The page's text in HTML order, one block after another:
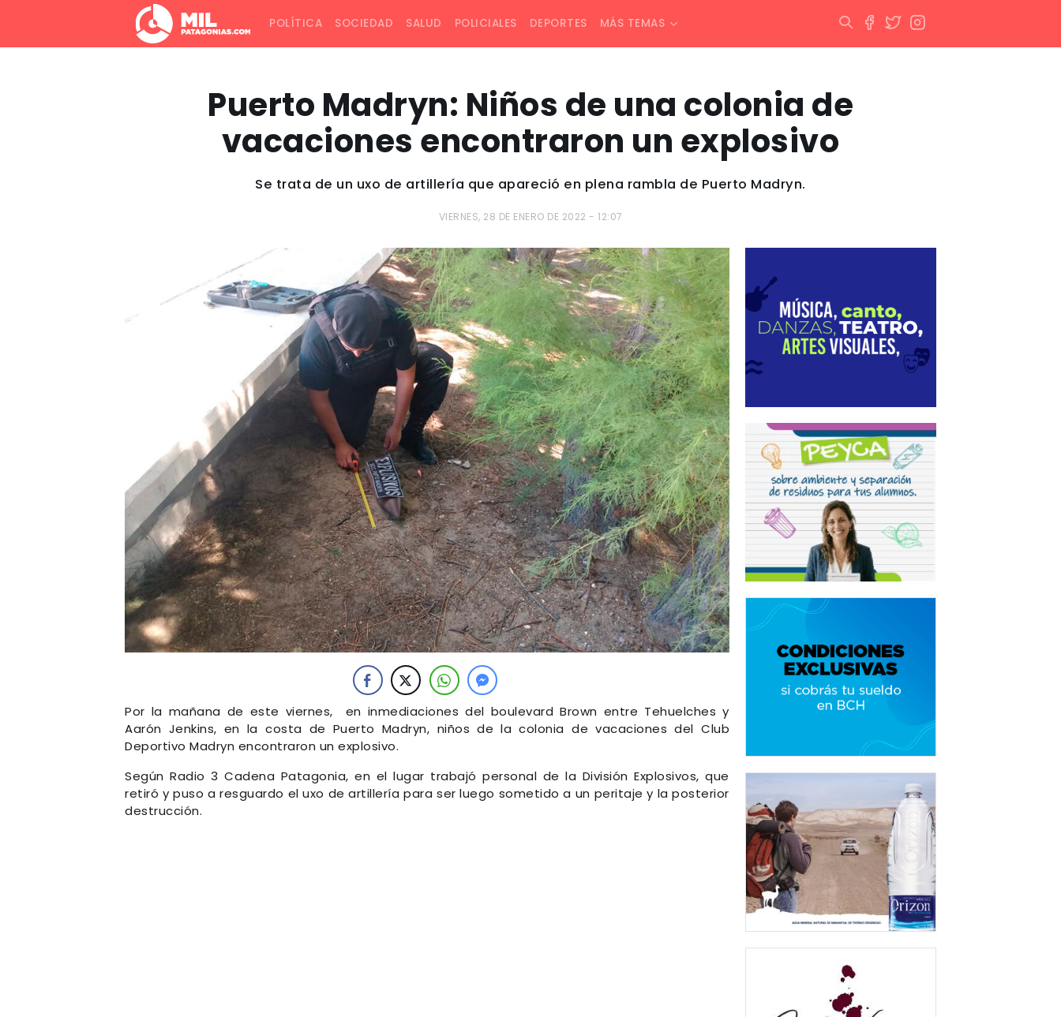
POLÍTICA SOCIEDAD SALUD POLICIALES DEPORTES MÁS TEMAS
Puerto Madryn: Niños de una colonia de
vacaciones encontraron un explosivo
Se trata de un uxo de artillería que apareció en plena rambla de Puerto Madryn.
VIERNES, 28 DE ENERO DE 2022 - 12:07
Por la mañana de este viernes, en inmediaciones del boulevard Brown entre Tehuelches y
Aarón Jenkins, en la costa de Puerto Madryn, niños de la colonia de vacaciones del Club
Deportivo Madryn encontraron un explosivo.
Según Radio 3 Cadena Patagonia, en el lugar trabajó personal de la División Explosivos, que
retiró y puso a resguardo el uxo de artillería para ser luego sometido a un peritaje y la posterior
destrucción.